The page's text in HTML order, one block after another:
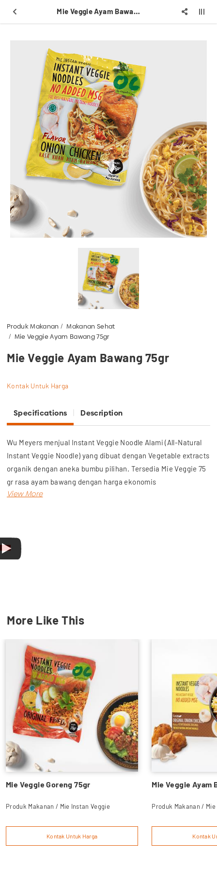
Mie Veggie Ayam Bawang 75gr
Produk Makanan
Makanan Sehat
Mie Veggie Ayam Bawang 75gr
Mie Veggie Ayam Bawang 75gr
Kontak Untuk Harga
Specifications Description
Wu Meyers menjual Instant Veggie Noodle Alami (All-Natural
Instant Veggie Noodle) yang dibuat dengan Vegetable extracts
organik dengan aneka bumbu pilihan. Tersedia Mie Veggie 75
gr rasa ayam bawang dengan harga ekonomis
membahayakan tubuh Anda.
Selain itu, mie goreng ini rendah gluten, bebas MSG dan HVP,
More Like This
Mie Veggie Goreng 75gr
Produk Makanan / Mie Instan Veggie
Kontak Untuk Harga
Mie Veggie Ayam
Produk Makanan /
Kontak